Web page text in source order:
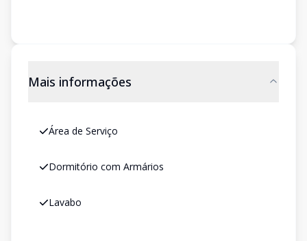
Mais informações
Área de Serviço
Dormitório com Armários
Lavabo